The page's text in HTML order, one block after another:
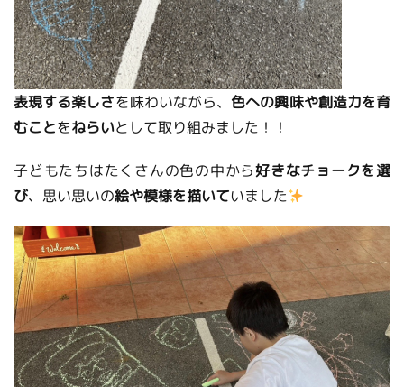
表現する楽しさを味わいながら、 色への興味や創造力を育
むことをねらいとして取り組みました！！
子どもたちはたくさんの色の中から好きなチョークを選
び、思い思いの絵や模様を描いていました